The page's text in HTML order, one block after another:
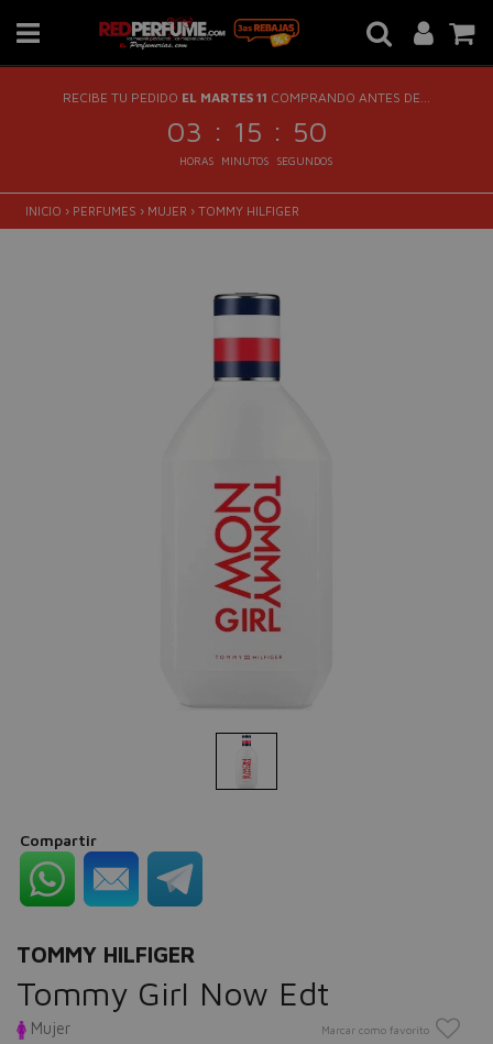
RECIBE TU PEDIDO EL MARTES 11 COMPRANDO ANTES DE...
03 : 15 : 50
HORAS MINUTOS SEGUNDOS
INICIO › PERFUMES › MUJER › TOMMY HILFIGER
Compartir
TOMMY HILFIGER
Tommy Girl Now Edt
Mujer Marcar como favorito